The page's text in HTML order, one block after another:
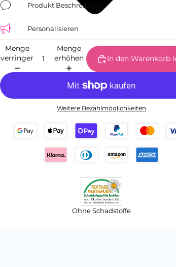
Produkt Beschreibung
Personalisieren
Menge
verringern
Menge
erhöhen
In den Warenkorb
Weitere Bezahlmöglichkeiten
Ohne Schadstoffe